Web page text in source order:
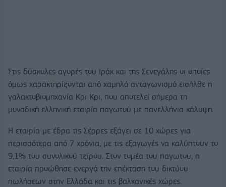
Στις δύσκολες αγορές του Ιράκ και της Σενεγάλης οι οποίες
όμως χαρακτηρίζονται από χαμηλό ανταγωνισμό εισήλθε η
γαλακτοβιομηχανία Κρι Κρι, που αποτελεί σήμερα τη
μοναδική ελληνική εταιρία παγωτού με πανελλήνια κάλυψη.
Η εταιρία με έδρα τις Σέρρες εξάγει σε 10 χώρες για
περισσότερα από 7 χρόνια, με τις εξαγωγές να καλύπτουν το
9,1% του συνολικού τζίρου. Στον τομέα του παγωτού, η
εταιρία προώθησε ενεργά την επέκταση του δικτύου
πωλήσεων στην Ελλάδα και τις βαλκανικές χώρες.